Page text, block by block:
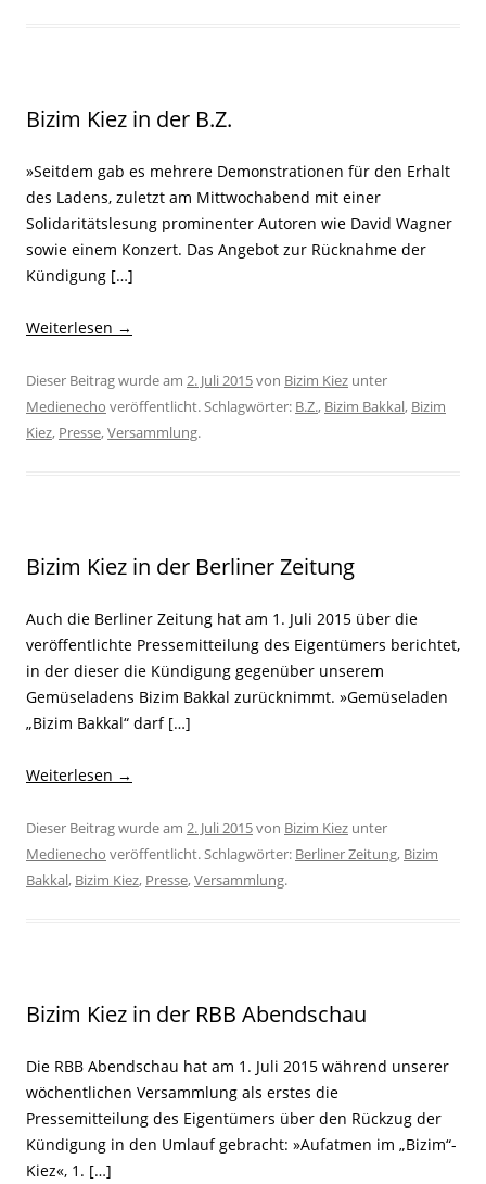
Bizim Kiez in der B.Z.
»Seitdem gab es mehrere Demonstrationen für den Erhalt
des Ladens, zuletzt am Mittwochabend mit einer
Solidaritätslesung prominenter Autoren wie David Wagner
sowie einem Konzert. Das Angebot zur Rücknahme der
Kündigung […]
Weiterlesen →
Dieser Beitrag wurde am 2. Juli 2015von Bizim Kiez unter
Medienecho veröffentlicht. Schlagwörter: B.Z., Bizim Bakkal, Bizim
Kiez, Presse,Versammlung.
Bizim Kiez in der Berliner Zeitung
Auch die Berliner Zeitung hat am 1. Juli 2015 über die
veröffentlichte Pressemitteilung des Eigentümers berichtet,
in der dieser die Kündigung gegenüber unserem
Gemüseladens Bizim Bakkal zurücknimmt. »Gemüseladen
„Bizim Bakkal“ darf […]
Weiterlesen →
Dieser Beitrag wurde am 2. Juli 2015von Bizim Kiez unter
Medienecho veröffentlicht. Schlagwörter: Berliner Zeitung, Bizim
Bakkal, Bizim Kiez, Presse,Versammlung.
Bizim Kiez in der RBB Abendschau
Die RBB Abendschau hat am 1. Juli 2015 während unserer
wöchentlichen Versammlung als erstes die
Pressemitteilung des Eigentümers über den Rückzug der
Kündigung in den Umlauf gebracht: »Aufatmen im „Bizim“-
Kiez«, 1. […]